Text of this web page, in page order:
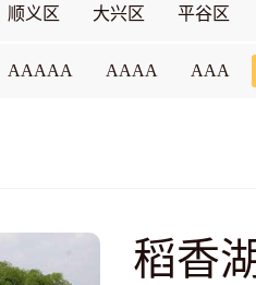
顺义区
大兴区 平谷区
AAAAA AAAA AAA
稻香